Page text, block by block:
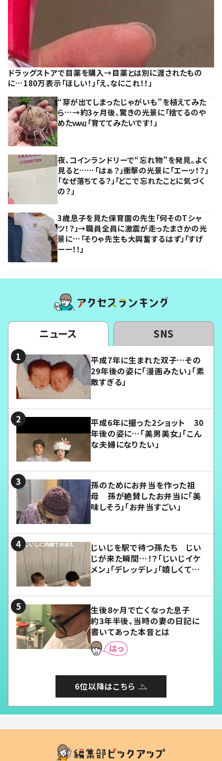
ドラッグストアで目薬を購入→目薬とは別に渡されたもの
に…180万表示「ほしい！」「え、なにこれ！！」
“芽が出てしまったじゃがいも”を植えてみた
ら…→約3ヶ月後、驚きの光景に「捨てるのや
めたｗｗ」「育ててみたいです！」
夜、コインランドリーで“忘れ物”を発見。よく
見ると……「はぁ？」衝撃の光景に「エーッ！？」
「なぜ落ちてる？」「どこで忘れたことに気づく
の？」
3歳息子を見た保育園の先生「何そのTシャ
ツ！？」→職員全員に激震が走ったまさかの光
景に…「そりゃ先生も大興奮するはず」「すげ
ーー！！」
ニュース SNS
平成7年に生まれた双子…その
29年後の姿に「漫画みたい」「素
敵すぎる」
平成6年に撮った2ショット 30
年後の姿に…「美男美女」「こん
な夫婦になりたい」
孫のためにお弁当を作った祖
母 孫が絶賛したお弁当に「美
味しそう」「お弁当すごい」
じいじを駅で待つ孫たち じい
じが来た瞬間…！？「じいじイケ
メン」「デレッデレ」「嬉しくて可
生後8ヶ月で亡くなった息子
約3年半後、当時の妻の日記に
書いてあった本音とは
6位以降はこちら